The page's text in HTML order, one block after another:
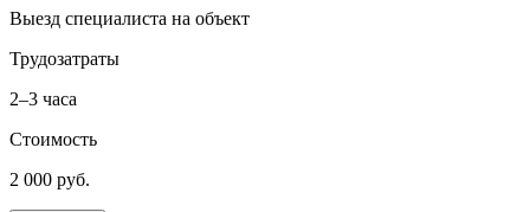
Выезд специалиста на объект
Трудозатраты
2–3 часа
Стоимость
2 000 руб.